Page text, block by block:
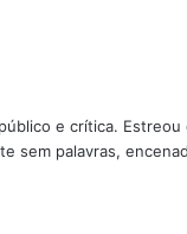
e crítica.
sem palavras,